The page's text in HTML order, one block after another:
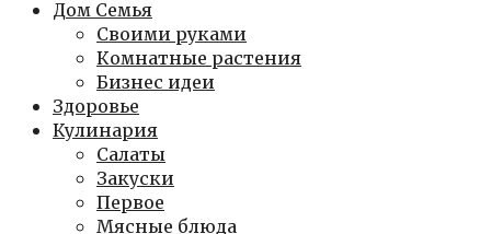
Дом Семья
Своими руками
Комнатные растения
Бизнес идеи
Здоровье
Кулинария
Салаты
Закуски
Первое
Мясные блюда